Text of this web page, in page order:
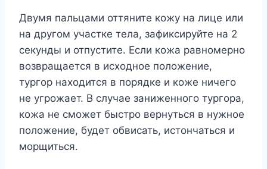
Двумя пальцами оттяните кожу на лице или
на другом участке тела, зафиксируйте на 2
секунды и отпустите. Если кожа равномерно
возвращается в исходное положение,
тургор находится в порядке и коже ничего
не угрожает. В случае заниженного тургора,
кожа не сможет быстро вернуться в нужное
положение, будет обвисать, истончаться и
морщиться.